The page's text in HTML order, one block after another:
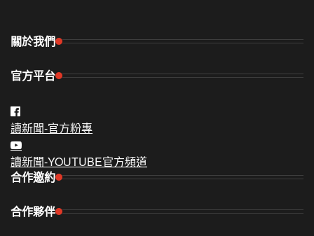
關於我們
官方平台
讀新聞-官方粉專
讀新聞-YOUTUBE官方頻道
合作邀約
合作夥伴